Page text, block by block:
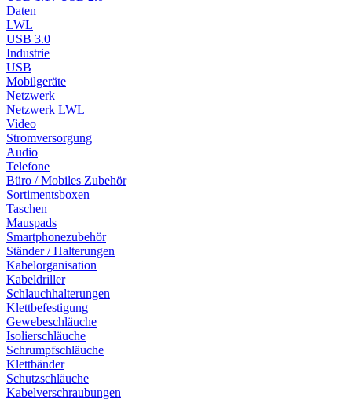
Daten
LWL
USB 3.0
Industrie
USB
Mobilgeräte
Netzwerk
Netzwerk LWL
Video
Stromversorgung
Audio
Telefone
Büro / Mobiles Zubehör
Sortimentsboxen
Taschen
Mauspads
Smartphonezubehör
Ständer / Halterungen
Kabelorganisation
Kabeldriller
Schlauchhalterungen
Klettbefestigung
Gewebeschläuche
Isolierschläuche
Schrumpfschläuche
Klettbänder
Schutzschläuche
Kabelverschraubungen